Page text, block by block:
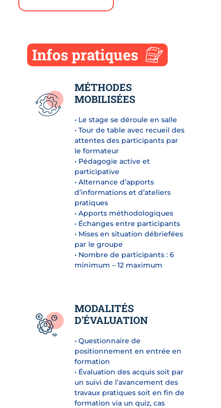
Infos pratiques
MÉTHODES
MOBILISÉES
• Le stage se déroule en salle
• Tour de table avec recueil des
attentes des participants par
le formateur
• Pédagogie active et
participative
• Alternance d’apports
d’informations et d’ateliers
pratiques
• Apports méthodologiques
• Échanges entre participants
• Mises en situation débriefées
par le groupe
• Nombre de participants : 6
minimum – 12 maximum
MODALITÉS
D'ÉVALUATION
• Questionnaire de
positionnement en entrée en
formation
• Évaluation des acquis soit par
un suivi de l’avancement des
travaux pratiques soit en fin de
formation via un quiz, cas